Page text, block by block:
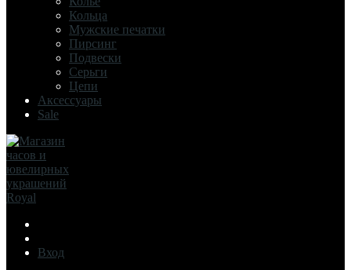
Кольца
Мужские печатки
Пирсинг
Подвески
Серьги
Цепи
Аксессуары
Sale
Вход